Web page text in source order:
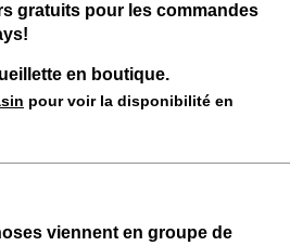
gratuits pour les commandes
en boutique.
pour voir la disponibilité en
viennent en groupe de